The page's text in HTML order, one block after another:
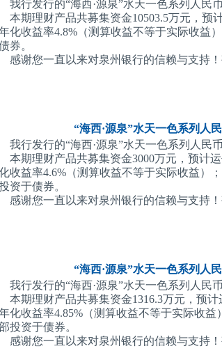
我行发行的“海西·源泉”水天一色系列人民
本期理财产品共募集资金10503.5万元，预
化收益率4.8%（测算收益不等于实际收益
券。
感谢您一直以来对泉州银行的信赖与支持
“海西·源泉”水天一色系列人
我行发行的“海西·源泉”水天一色系列人民
本期理财产品共募集资金3000万元，预计
收益率4.6%（测算收益不等于实际收益）
资于债券。
感谢您一直以来对泉州银行的信赖与支持
“海西·源泉”水天一色系列人
我行发行的“海西·源泉”水天一色系列人民
本期理财产品共募集资金1316.3万元，预
化收益率4.85%（测算收益不等于实际收
投资于债券。
感谢您一直以来对泉州银行的信赖与支持